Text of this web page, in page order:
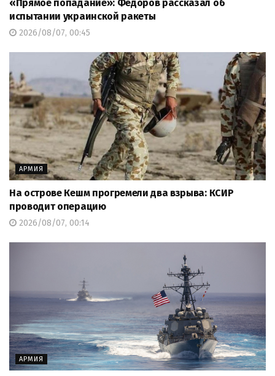
«Прямое попадание»: Федоров рассказал об
испытании украинской ракеты
2026/08/07, 00:45
АРМИЯ
На острове Кешм прогремели два взрыва: КСИР
проводит операцию
2026/08/07, 00:14
АРМИЯ